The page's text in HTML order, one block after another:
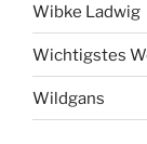
Wibke Ladwig
Wichtigstes
Wildgans